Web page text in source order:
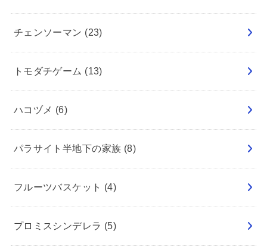
チェンソーマン (23)
トモダチゲーム (13)
ハコヅメ (6)
パラサイト半地下の家族 (8)
フルーツバスケット (4)
プロミスシンデレラ (5)